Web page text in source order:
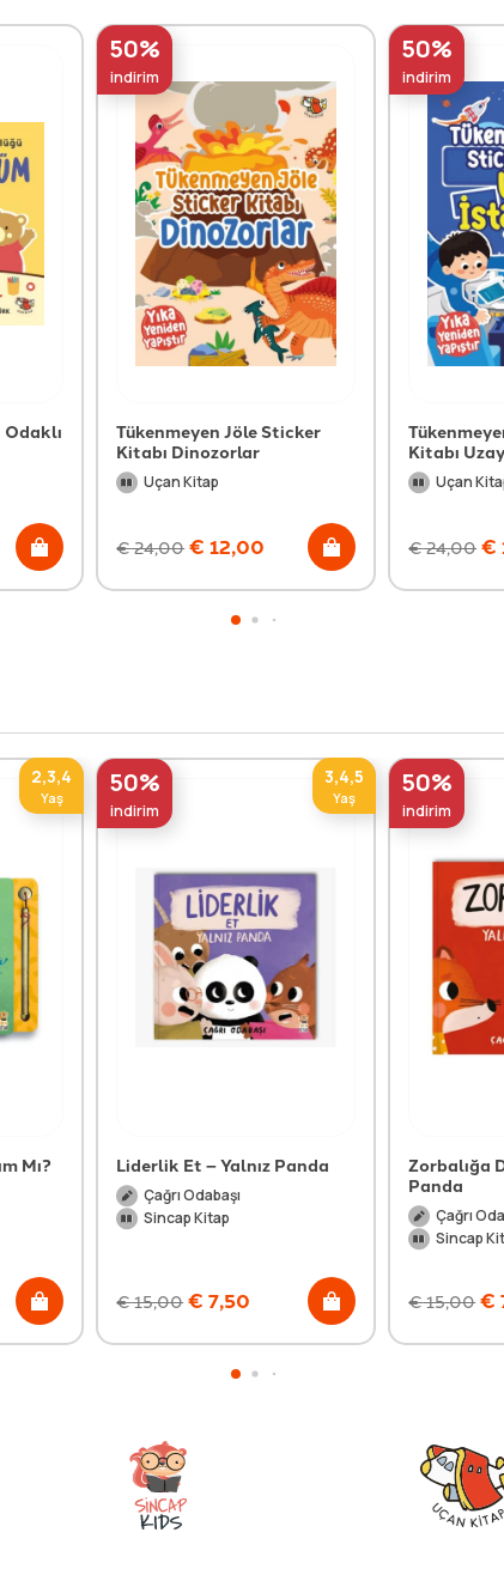
50%
indirim
Tükenmeyen Jöle Sticker
Kitabı Dinozorlar
Uçan Kitap
€24,00 € 12,00
50%
indirim
Kitabı
Uçan
€24,00 €
2,3,4
Yaş
Mı?
50%
indirim
3,4,5
Yaş
Liderlik Et – Yalnız Panda
Çağrı Odabaşı
Sincap Kitap
€15,00 € 7,50
50%
indirim
Zorbalığa
Panda
Çağrı
Sincap
€15,00 €